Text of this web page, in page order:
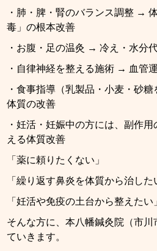
・肺・脾・腎のバランス調整 →
毒」の根本改善
・お腹・足の温灸 → 冷え・水分
・自律神経を整える施術 → 血管
・食事指導（乳製品・小麦・砂
体質の改善
・妊活・妊娠中の方には、副作
える体質改善
「薬に頼りたくない」
「繰り返す鼻炎を体質から治した
「妊活や免疫の土台から整えたい」
そんな方に、本八幡鍼灸院（市
ていきます。